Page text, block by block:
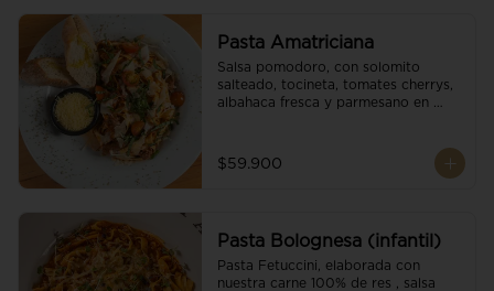
Pasta Amatriciana
Salsa pomodoro, con solomito
salteado, tocineta, tomates cherrys,
albahaca fresca y parmesano en
$59.900
Pasta Bolognesa (infantil)
Pasta Fetuccini, elaborada con
nuestra carne 100% de res , salsa